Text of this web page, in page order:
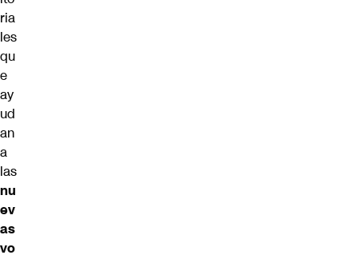
ria
les
qu
e
ay
ud
an
a
las
nu
ev
as
vo